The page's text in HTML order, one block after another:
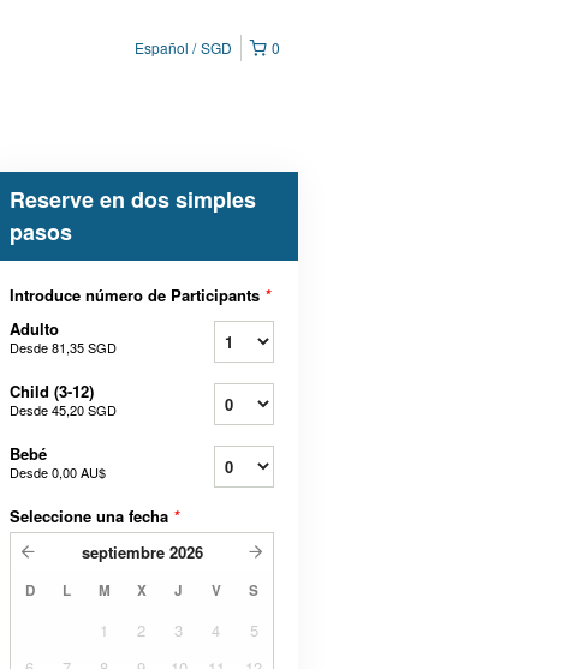
0
Español SGD
Reserve en dos simples
pasos
Introduce número de Participants *
Adulto
Desde81,35 SGD
Child (3-12)
Desde45,20 SGD
Bebé
Desde0,00 AU$
Seleccione una fecha *
septiembre 2026
D L M X J V S
1 2 3 4
5